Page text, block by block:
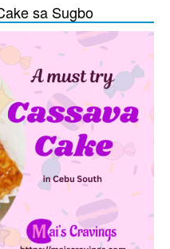
sa Sugbo